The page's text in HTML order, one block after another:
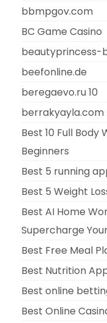
bbmpgov.com
BC Game Casino
beautyprincess-
beefonline.de
beregaevo.ru 10
berrakyayla.com
Best 10 Full
Beginners
Best 5 running
Best 5 Weight
Best AI Home
Supercharge
Best Free Meal
Best Nutrition
Best online
Best Online